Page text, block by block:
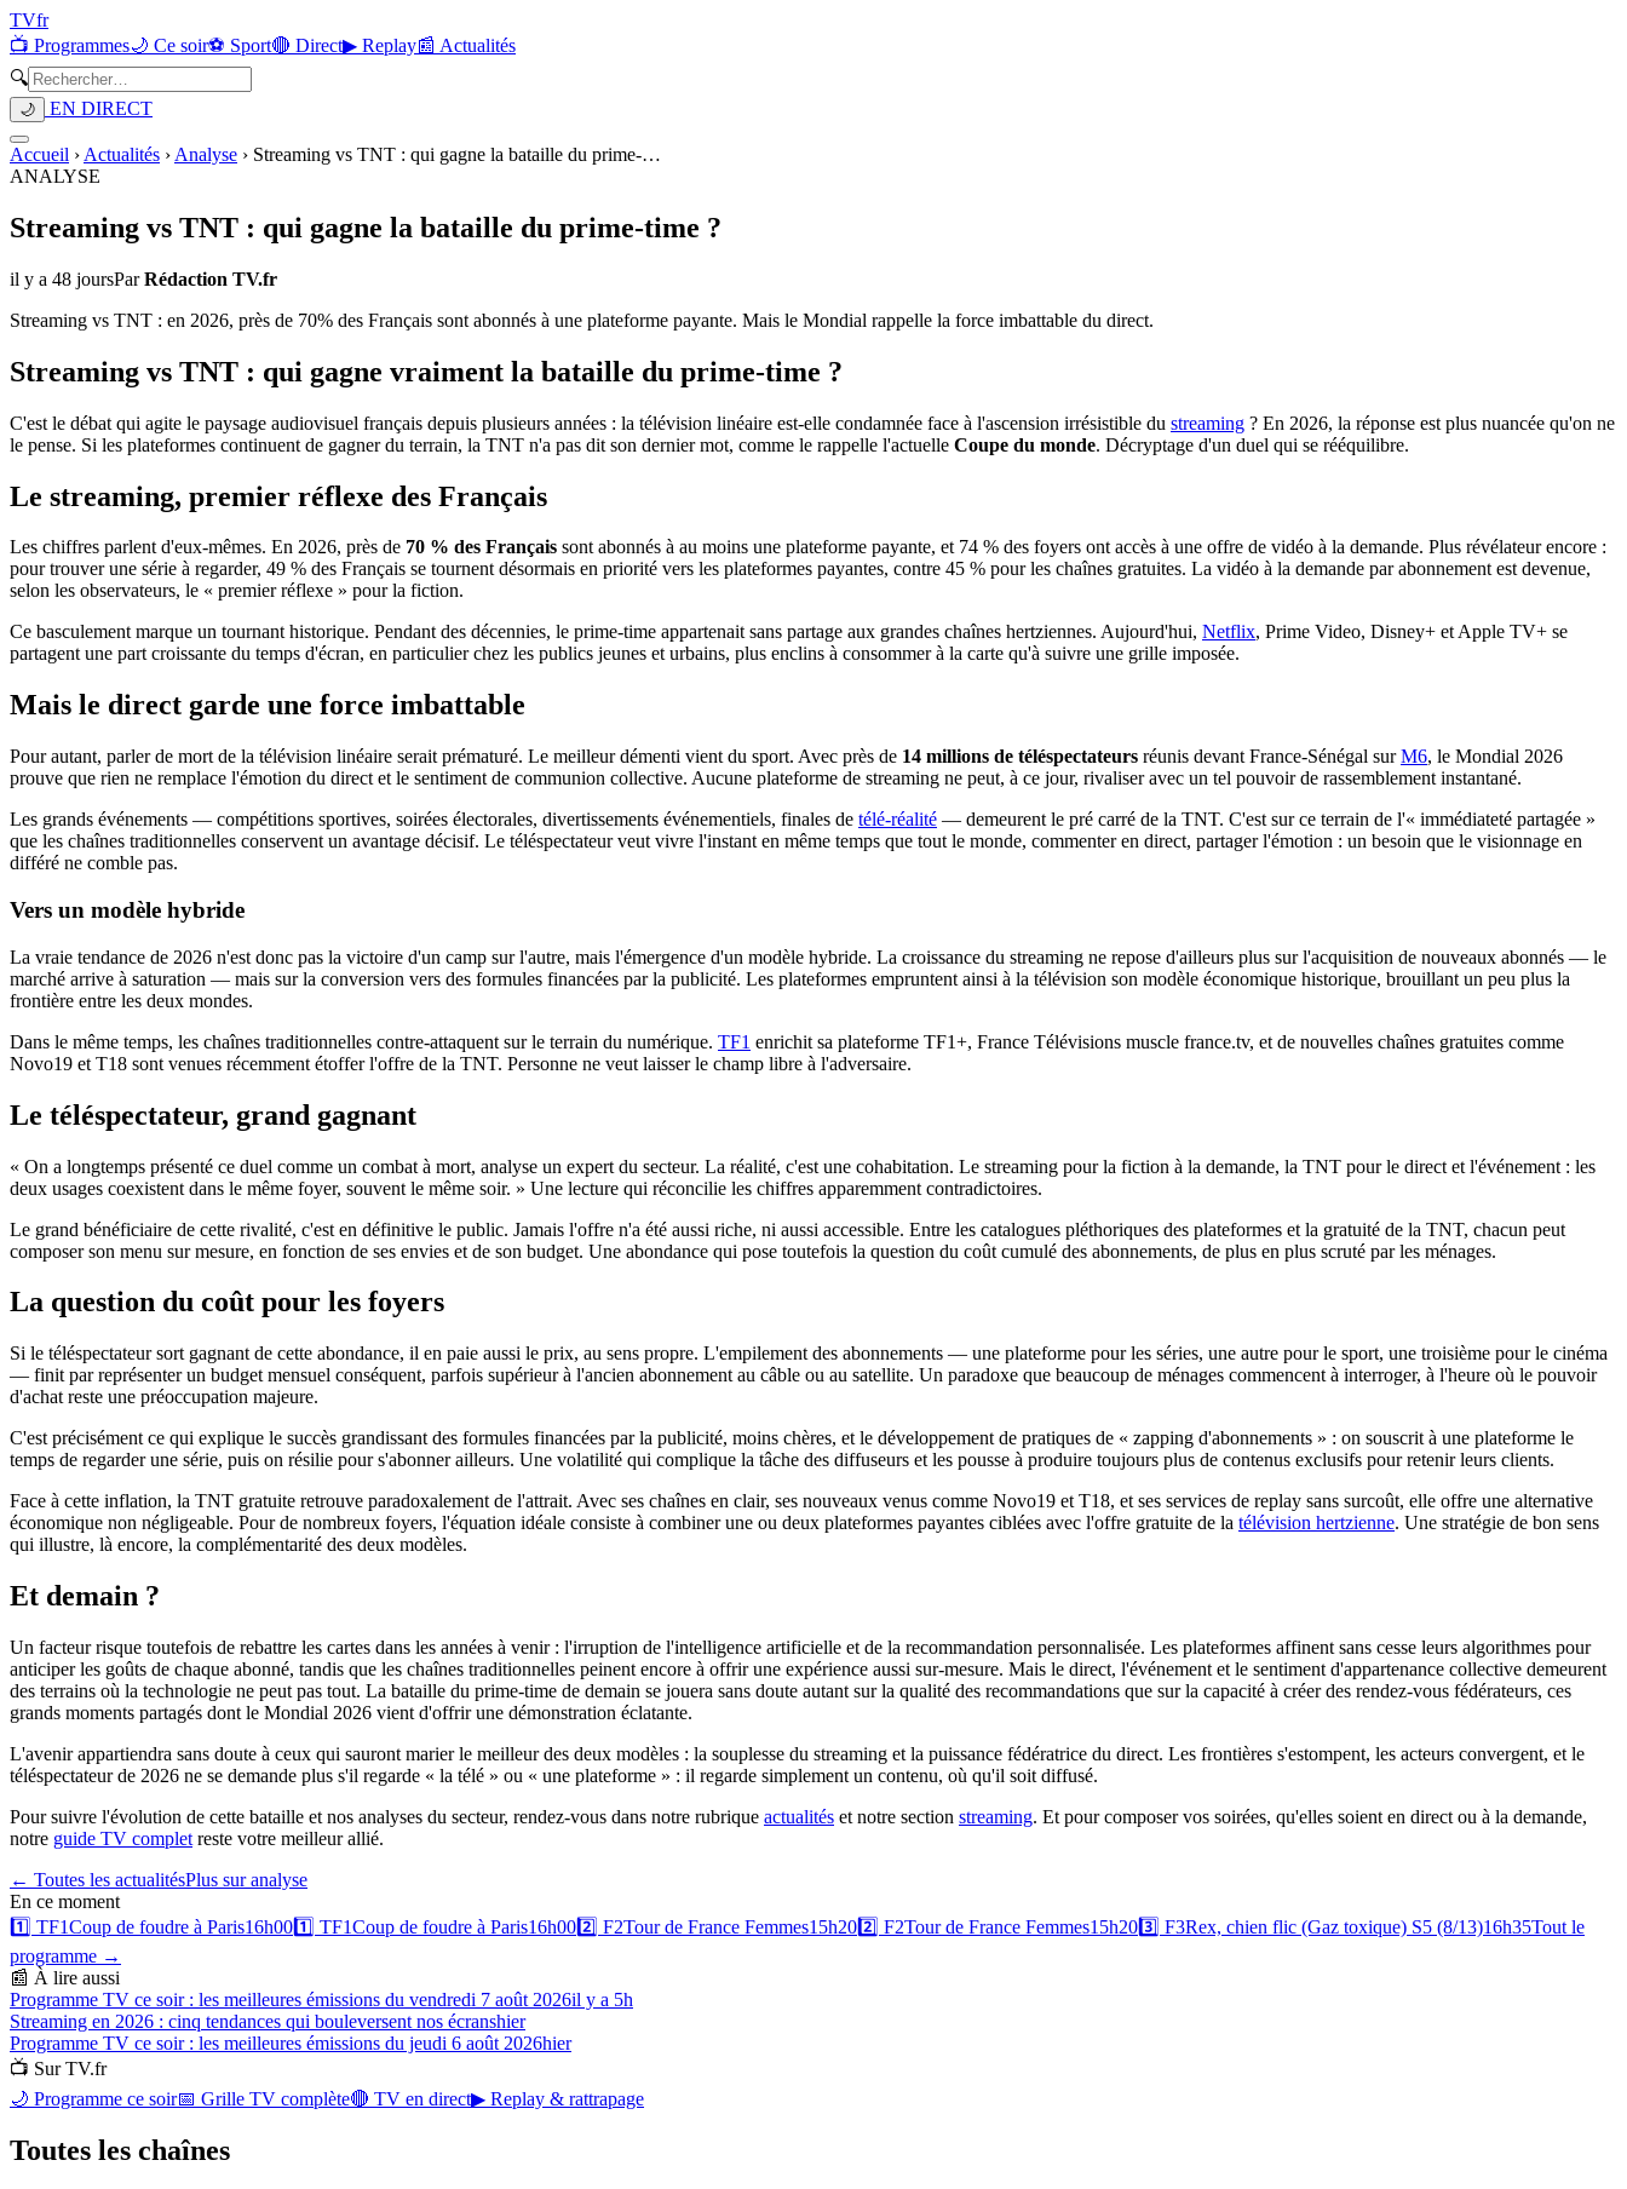
TVfr
📺 Programmes🌙 Ce soir⚽ Sport🔴 Direct▶ Replay📰 Actualités
🔍
🌙 EN DIRECT
Accueil › Actualités › Analyse › Streaming vs TNT : qui gagne la bataille du prime-…
ANALYSE
Streaming vs TNT : qui gagne la bataille du prime-time ?
il y a 48 joursParRédaction TV.fr
Streaming vs TNT : en 2026, près de 70% des Français sont abonnés à une plateforme payante. Mais le Mondial rappelle la force imbattable du direct.
Streaming vs TNT : qui gagne vraiment la bataille du prime-time ?
C'est le débat qui agite le paysage audiovisuel français depuis plusieurs années : la télévision linéaire est-elle condamnée face à l'ascension irrésistible du streaming ? En 2026, la réponse est plus nuancée qu'on ne
le pense. Si les plateformes continuent de gagner du terrain, la TNT n'a pas dit son dernier mot, comme le rappelle l'actuelle Coupe du monde. Décryptage d'un duel qui se rééquilibre.
Le streaming, premier réflexe des Français
Les chiffres parlent d'eux-mêmes. En 2026, près de 70 % des Français sont abonnés à au moins une plateforme payante, et 74 % des foyers ont accès à une offre de vidéo à la demande. Plus révélateur encore :
pour trouver une série à regarder, 49 % des Français se tournent désormais en priorité vers les plateformes payantes, contre 45 % pour les chaînes gratuites. La vidéo à la demande par abonnement est devenue,
selon les observateurs, le « premier réflexe » pour la fiction.
Ce basculement marque un tournant historique. Pendant des décennies, le prime-time appartenait sans partage aux grandes chaînes hertziennes. Aujourd'hui, Netflix, Prime Video, Disney+ et Apple TV+ se
partagent une part croissante du temps d'écran, en particulier chez les publics jeunes et urbains, plus enclins à consommer à la carte qu'à suivre une grille imposée.
Mais le direct garde une force imbattable
Pour autant, parler de mort de la télévision linéaire serait prématuré. Le meilleur démenti vient du sport. Avec près de 14 millions de téléspectateurs réunis devant France-Sénégal surM6, le Mondial 2026
prouve que rien ne remplace l'émotion du direct et le sentiment de communion collective. Aucune plateforme de streaming ne peut, à ce jour, rivaliser avec un tel pouvoir de rassemblement instantané.
Les grands événements — compétitions sportives, soirées électorales, divertissements événementiels, finales de télé-réalité — demeurent le pré carré de la TNT. C'est sur ce terrain de l'« immédiateté partagée »
que les chaînes traditionnelles conservent un avantage décisif. Le téléspectateur veut vivre l'instant en même temps que tout le monde, commenter en direct, partager l'émotion : un besoin que le visionnage en
différé ne comble pas.
Vers un modèle hybride
La vraie tendance de 2026 n'est donc pas la victoire d'un camp sur l'autre, mais l'émergence d'un modèle hybride. La croissance du streaming ne repose d'ailleurs plus sur l'acquisition de nouveaux abonnés — le
marché arrive à saturation — mais sur la conversion vers des formules financées par la publicité. Les plateformes empruntent ainsi à la télévision son modèle économique historique, brouillant un peu plus la
frontière entre les deux mondes.
Dans le même temps, les chaînes traditionnelles contre-attaquent sur le terrain du numérique. TF1 enrichit sa plateforme TF1+, France Télévisions muscle france.tv, et de nouvelles chaînes gratuites comme
Novo19 et T18 sont venues récemment étoffer l'offre de la TNT. Personne ne veut laisser le champ libre à l'adversaire.
Le téléspectateur, grand gagnant
« On a longtemps présenté ce duel comme un combat à mort, analyse un expert du secteur. La réalité, c'est une cohabitation. Le streaming pour la fiction à la demande, la TNT pour le direct et l'événement : les
deux usages coexistent dans le même foyer, souvent le même soir. » Une lecture qui réconcilie les chiffres apparemment contradictoires.
Le grand bénéficiaire de cette rivalité, c'est en définitive le public. Jamais l'offre n'a été aussi riche, ni aussi accessible. Entre les catalogues pléthoriques des plateformes et la gratuité de la TNT, chacun peut
composer son menu sur mesure, en fonction de ses envies et de son budget. Une abondance qui pose toutefois la question du coût cumulé des abonnements, de plus en plus scruté par les ménages.
La question du coût pour les foyers
Si le téléspectateur sort gagnant de cette abondance, il en paie aussi le prix, au sens propre. L'empilement des abonnements — une plateforme pour les séries, une autre pour le sport, une troisième pour le cinéma
— finit par représenter un budget mensuel conséquent, parfois supérieur à l'ancien abonnement au câble ou au satellite. Un paradoxe que beaucoup de ménages commencent à interroger, à l'heure où le pouvoir
d'achat reste une préoccupation majeure.
C'est précisément ce qui explique le succès grandissant des formules financées par la publicité, moins chères, et le développement de pratiques de « zapping d'abonnements » : on souscrit à une plateforme le
temps de regarder une série, puis on résilie pour s'abonner ailleurs. Une volatilité qui complique la tâche des diffuseurs et les pousse à produire toujours plus de contenus exclusifs pour retenir leurs clients.
Face à cette inflation, la TNT gratuite retrouve paradoxalement de l'attrait. Avec ses chaînes en clair, ses nouveaux venus comme Novo19 et T18, et ses services de replay sans surcoût, elle offre une alternative
économique non négligeable. Pour de nombreux foyers, l'équation idéale consiste à combiner une ou deux plateformes payantes ciblées avec l'offre gratuite de la télévision hertzienne. Une stratégie de bon sens
qui illustre, là encore, la complémentarité des deux modèles.
Et demain ?
Un facteur risque toutefois de rebattre les cartes dans les années à venir : l'irruption de l'intelligence artificielle et de la recommandation personnalisée. Les plateformes affinent sans cesse leurs algorithmes pour
anticiper les goûts de chaque abonné, tandis que les chaînes traditionnelles peinent encore à offrir une expérience aussi sur-mesure. Mais le direct, l'événement et le sentiment d'appartenance collective demeurent
des terrains où la technologie ne peut pas tout. La bataille du prime-time de demain se jouera sans doute autant sur la qualité des recommandations que sur la capacité à créer des rendez-vous fédérateurs, ces
grands moments partagés dont le Mondial 2026 vient d'offrir une démonstration éclatante.
L'avenir appartiendra sans doute à ceux qui sauront marier le meilleur des deux modèles : la souplesse du streaming et la puissance fédératrice du direct. Les frontières s'estompent, les acteurs convergent, et le
téléspectateur de 2026 ne se demande plus s'il regarde « la télé » ou « une plateforme » : il regarde simplement un contenu, où qu'il soit diffusé.
Pour suivre l'évolution de cette bataille et nos analyses du secteur, rendez-vous dans notre rubrique actualités et notre section streaming. Et pour composer vos soirées, qu'elles soient en direct ou à la demande,
notre guide TV complet reste votre meilleur allié.
← Toutes les actualitésPlus suranalyse
En ce moment
1️⃣ TF1Coup de foudre à Paris16h001️⃣ TF1Coup de foudre à Paris16h002️⃣ F2Tour de France Femmes15h202️⃣ F2Tour de France Femmes15h203️⃣ F3Rex, chien flic (Gaz toxique) S5 (8/13)16h35Tout le
programme →
📰 À lire aussi
Programme TV ce soir : les meilleures émissions du vendredi 7 août 2026il y a 5h
Streaming en 2026 : cinq tendances qui bouleversent nos écranshier
Programme TV ce soir : les meilleures émissions du jeudi 6 août 2026hier
📺 Sur TV.fr
🌙 Programme ce soir📅 Grille TV complète🔴 TV en direct▶ Replay & rattrapage
Toutes les chaînes